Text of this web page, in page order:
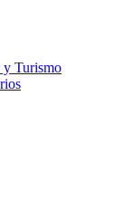
y Turismo